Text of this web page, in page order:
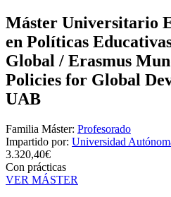
Máster Universitario
en Políticas
Global / Erasmus
Policies for Global
UAB
Familia Máster: Profesorado
Impartido por: Universidad
3.320,40€
Con prácticas
VER MÁSTER